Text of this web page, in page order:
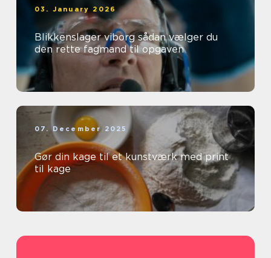
03. January 2026
Blikkenslager viborg sådan vælger du
den rette fagmand til opgaven
07. December 2025
Gør din kage til et kunstværk med print
til kage